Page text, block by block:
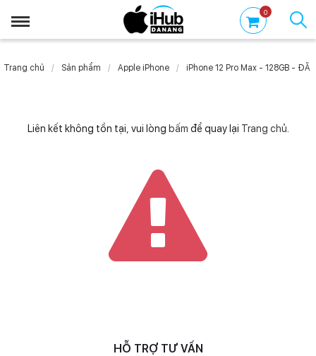
0
Trang chủ Sản phẩm Apple iPhone iPhone 12 Pro Max - 128GB - ĐÃ
Liên kết không tồn tại, vui lòng bấm để quay lại Trang chủ
HỖ TRỢ TƯ VẤN